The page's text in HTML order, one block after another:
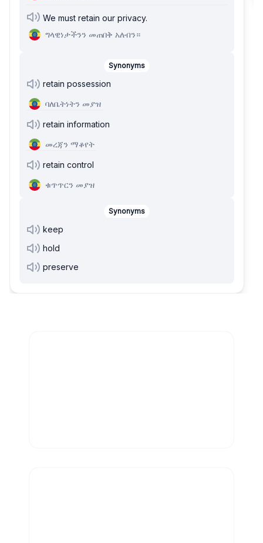
We must retain our privacy.
ግላዊነታችንን መጠበቅ አለብን።
Synonyms
retain possession
ባለቤትነትን መያዝ
retain information
መረጃን ማቆየት
retain control
ቁጥጥርን መያዝ
Synonyms
keep
hold
preserve